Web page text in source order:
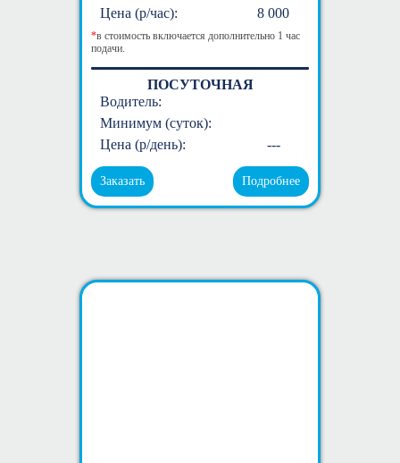
Цена (р/час):
8 000
*в стоимость включается дополнительно 1 час
подачи.
ПОСУТОЧНАЯ
Водитель:
Минимум (суток):
Цена (р/день):
---
Заказать Подробнее